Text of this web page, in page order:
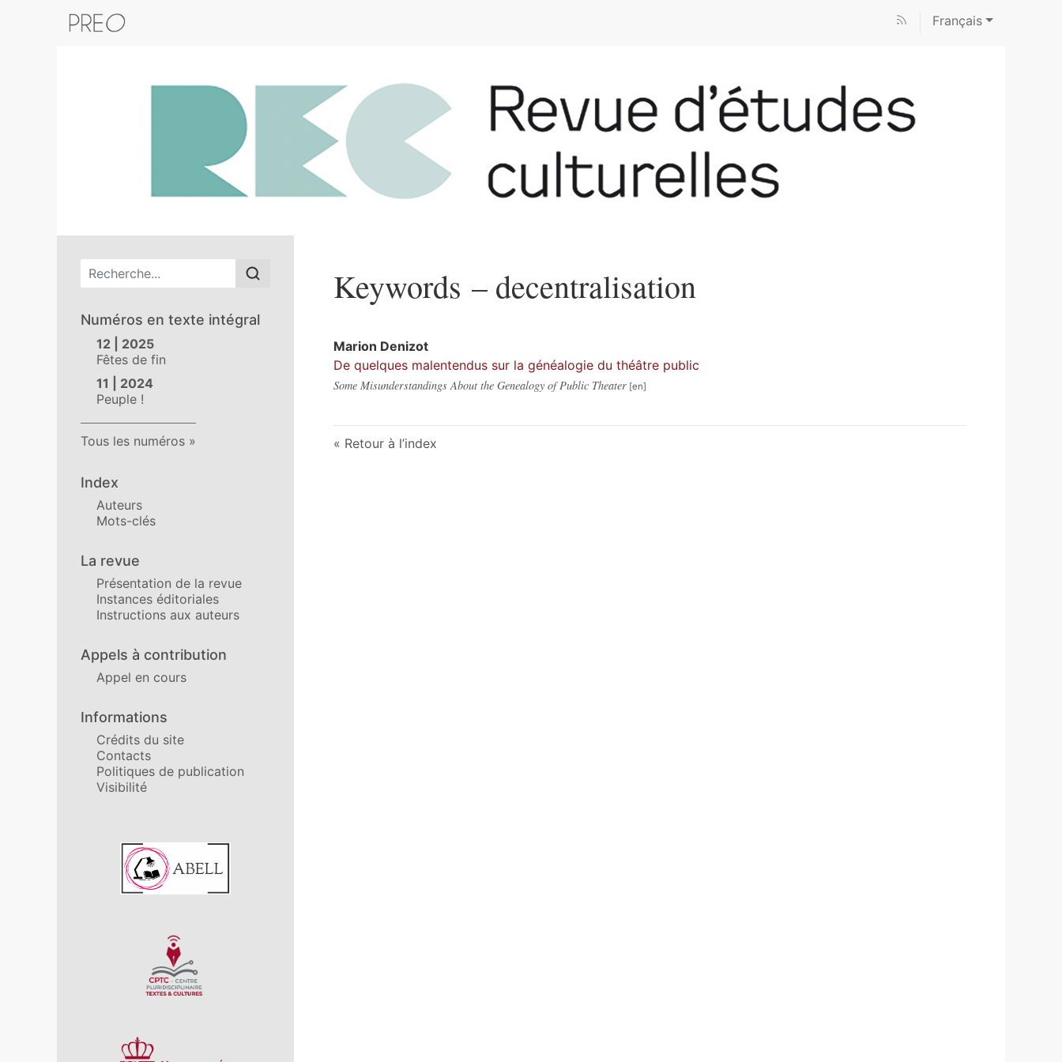
Français
Menu principal
Numéros en texte intégral
12 | 2025
Fêtes de fin
11 | 2024
Peuple !
Tous les numéros
Index
Auteurs
Mots-clés
La revue
Présentation de la revue
Instances éditoriales
Instructions aux auteurs
Appels à contribution
Appel en cours
Informations
Crédits du site
Contacts
Politiques de publication
Visibilité
Affiliations/partenaires
Keywords – decentralisation
Marion Denizot
De quelques malentendus sur la généalogie du théâtre public
Some Misunderstandings About the Genealogy of Public Theater
Retour à l’index